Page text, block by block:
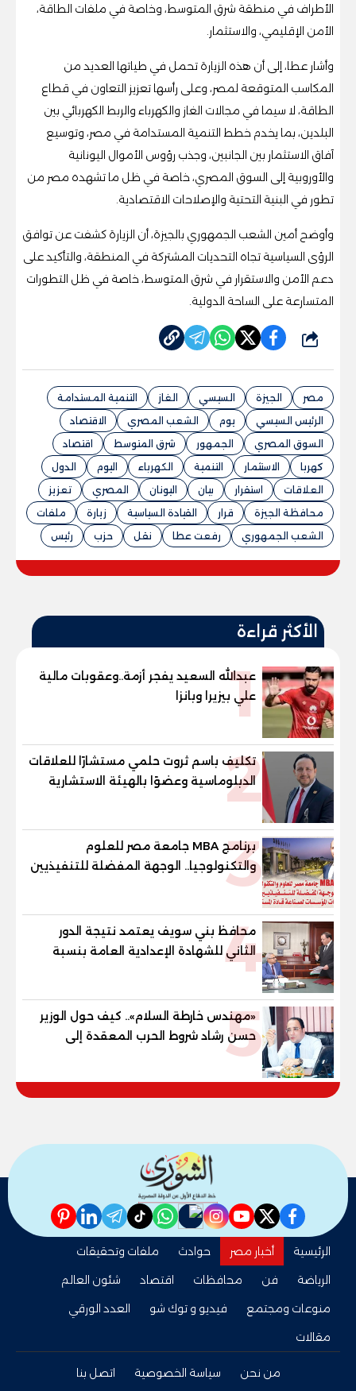
الأطراف في منطقة شرق المتوسط، وخاصة في ملفات الطاقة،
الأمن الإقليمي، والاستثمار.
وأشار عطا، إلى أن هذه الزيارة تحمل في طياتها العديد من
المكاسب المتوقعة لمصر، وعلى رأسها تعزيز التعاون في قطاع
الطاقة، لا سيما في مجالات الغاز والكهرباء والربط الكهربائي بين
البلدين، بما يخدم خطط التنمية المستدامة في مصر، وتوسيع
آفاق الاستثمار بين الجانبين، وجذب رؤوس الأموال اليونانية
والأوروبية إلى السوق المصري، خاصة في ظل ما تشهده مصر من
تطور في البنية التحتية والإصلاحات الاقتصادية.
وأوضح أمين الشعب الجمهوري بالجيزة، أن الزيارة كشفت عن توافق
الرؤى السياسية تجاه التحديات المشتركة في المنطقة، والتأكيد على
دعم الأمن والاستقرار في شرق المتوسط، خاصة في ظل التطورات
المتسارعة على الساحة الدولية.
شارك
مصر الجيزة السيسي الغاز
التنمية المستدامة
الرئيس السيسي
يوم الشعب المصري
الاقتصاد
السوق المصري
الجمهور شرق المتوسط
اقتصاد
كهربا
الاستثمار التنمية الكهرباء اليوم
الدول
العلاقات
استقرار بيان اليونان المصري
تعزيز
محافظة الجيزة
قرار القيادة السياسية زيارة
ملفات
الشعب الجمهوري
رفعت عطا نقل حزب رئيس
الأكثر قراءة
1
عبدالله السعيد يفجر أزمة..وعقوبات مالية
علي بيزيرا وبانزا
2
تكليف باسم ثروت حلمي مستشارًا للعلاقات
الدبلوماسية وعضوًا بالهيئة الاستشارية
العليا لمنظمة «جاد جمينت يوإن»
3
برنامج MBA جامعة مصر للعلوم
والتكنولوجيا.. الوجهة المفضلة للتنفيذيين
وقيادات المؤسسات لصناعة قادة
4
محافظ بني سويف يعتمد نتيجة الدور
الثاني للشهادة الإعدادية العامة بنسبة
والنور للمكفوفين
5
«مهندس خارطة السلام».. كيف حول الوزير
حسن رشاد شروط الحرب المعقدة إلى
"خارطة طريق" للانسحاب والإعمار؟
facebook
twitter
youtube
instagram
nabd
whatsapp
tiktok
telegram
linkedin
pinterest
الرئيسية أخبار مصر حوادث
ملفات وتحقيقات
الرياضة
فن محافظات اقتصاد
شئون العالم
منوعات ومجتمع
فيديو و توك شو
العدد الورقي
مقالات
من نحن سياسة الخصوصية اتصل بنا